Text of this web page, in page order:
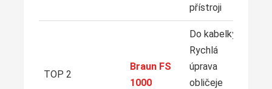
přístroji
TOP 2
Braun FS
1000
Do kabelky:
Rychlá
úprava
obličeje